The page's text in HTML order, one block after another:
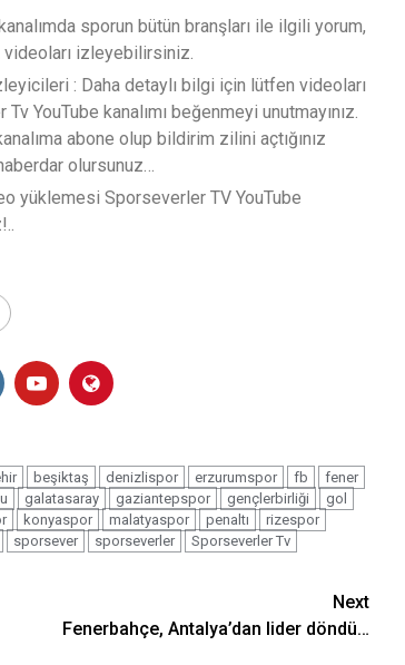
sporun bütün branşları ile ilgili yorum,
izleyebilirsiniz.
: Daha detaylı bilgi için lütfen videoları
YouTube kanalımı beğenmeyi unutmayınız.
abone olup bildirim zilini açtığınız
olursunuz…
yüklemesi Sporseverler TV YouTube
beşiktaş denizlispor erzurumspor fb
fener
galatasaray gaziantepspor gençlerbirliği
gol
konyaspor malatyaspor penaltı
rizespor
sporsever sporseverler
Sporseverler Tv
Next
Fenerbahçe, Antalya’dan lider döndü…